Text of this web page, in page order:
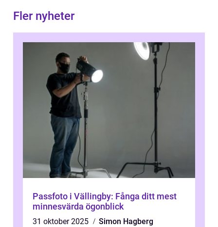
Fler nyheter
Passfoto i Vällingby: Fånga ditt mest
minnesvärda ögonblick
31 oktober 2025
Simon Hagberg